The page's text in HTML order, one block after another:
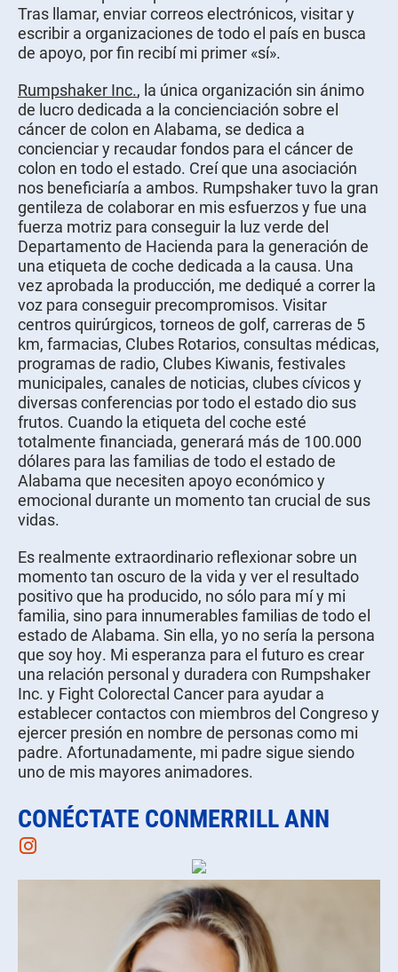
Tras llamar, enviar correos electrónicos, visitar y
escribir a organizaciones de todo el país en busca
de apoyo, por fin recibí mi primer «sí».
Rumpshaker Inc., la única organización sin ánimo
de lucro dedicada a la concienciación sobre el
cáncer de colon en Alabama, se dedica a
concienciar y recaudar fondos para el cáncer de
colon en todo el estado. Creí que una asociación
nos beneficiaría a ambos. Rumpshaker tuvo la gran
gentileza de colaborar en mis esfuerzos y fue una
fuerza motriz para conseguir la luz verde del
Departamento de Hacienda para la generación de
una etiqueta de coche dedicada a la causa. Una
vez aprobada la producción, me dediqué a correr la
voz para conseguir precompromisos. Visitar
centros quirúrgicos, torneos de golf, carreras de 5
km, farmacias, Clubes Rotarios, consultas médicas,
programas de radio, Clubes Kiwanis, festivales
municipales, canales de noticias, clubes cívicos y
diversas conferencias por todo el estado dio sus
frutos. Cuando la etiqueta del coche esté
totalmente financiada, generará más de 100.000
dólares para las familias de todo el estado de
Alabama que necesiten apoyo económico y
emocional durante un momento tan crucial de sus
vidas.
Es realmente extraordinario reflexionar sobre un
momento tan oscuro de la vida y ver el resultado
positivo que ha producido, no sólo para mí y mi
familia, sino para innumerables familias de todo el
estado de Alabama. Sin ella, yo no sería la persona
que soy hoy. Mi esperanza para el futuro es crear
una relación personal y duradera con Rumpshaker
Inc. y Fight Colorectal Cancer para ayudar a
establecer contactos con miembros del Congreso y
ejercer presión en nombre de personas como mi
padre. Afortunadamente, mi padre sigue siendo
uno de mis mayores animadores.
CONÉCTATE CONMERRILL ANN
Instagram